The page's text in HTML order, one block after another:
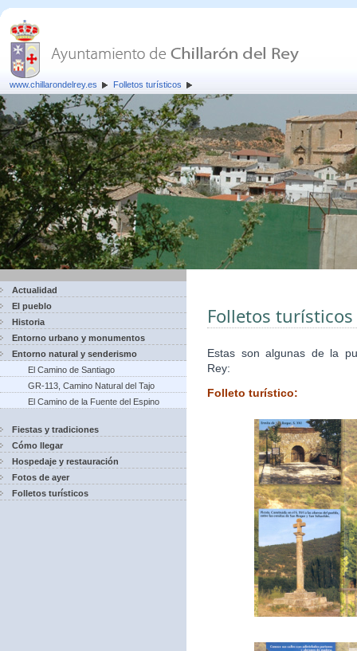
www.chillarondelrey.es Folletos turísticos
Actualidad
El pueblo
Historia
Entorno urbano y monumentos
Entorno natural y senderismo
El Camino de Santiago
GR-113, Camino Natural del Tajo
El Camino de la Fuente del Espino
Fiestas y tradiciones
Cómo llegar
Hospedaje y restauración
Fotos de ayer
Folletos turísticos
Folletos turísticos
Estas son algunas de la
Rey:
Folleto turístico: